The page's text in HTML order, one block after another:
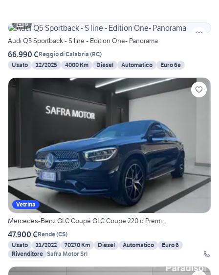
6
Audi Q5 Sportback - S line - Edition One- Panorama
66.990 €Reggio di Calabria (RC)
Usato
12/2025 4000 Km Diesel Automatico Euro 6e
Vetrina
Mercedes-Benz GLC Coupé GLC Coupe 220 d Premi...
47.900 €Rende(CS)
Usato
11/2022 70270 Km Diesel Automatico
Euro 6
Rivenditore Safra Motor Srl